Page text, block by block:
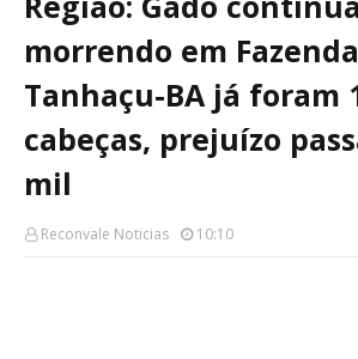
morrendo em
Tanhaçu-BA já foram
cabeças, prejuízo
mil
Reconvale Noticias 10:10